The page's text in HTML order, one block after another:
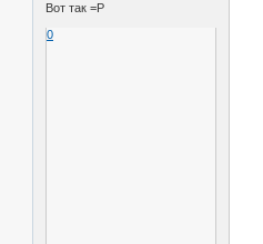
Вот так =Р
0